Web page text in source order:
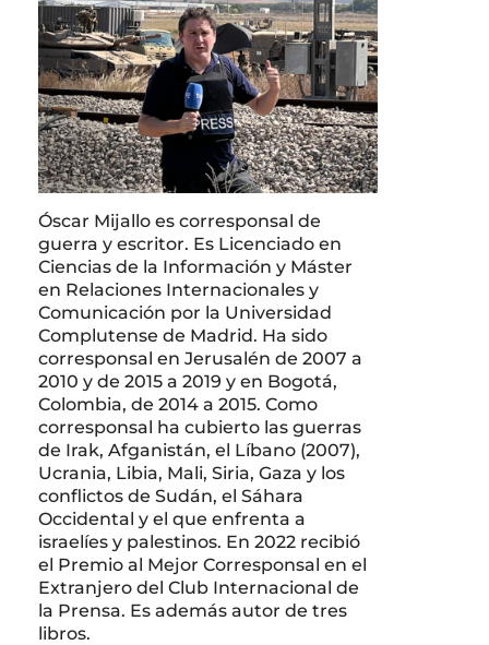
Óscar Mijallo es corresponsal de
guerra y escritor. Es Licenciado en
Ciencias de la Información y Máster
en Relaciones Internacionales y
Comunicación por la Universidad
Complutense de Madrid. Ha sido
corresponsal en Jerusalén de 2007 a
2010 y de 2015 a 2019 y en Bogotá,
Colombia, de 2014 a 2015. Como
corresponsal ha cubierto las guerras
de Irak, Afganistán, el Líbano (2007),
Ucrania, Libia, Mali, Siria, Gaza y los
conflictos de Sudán, el Sáhara
Occidental y el que enfrenta a
israelíes y palestinos. En 2022 recibió
el Premio al Mejor Corresponsal en el
Extranjero del Club Internacional de
la Prensa. Es además autor de tres
libros.